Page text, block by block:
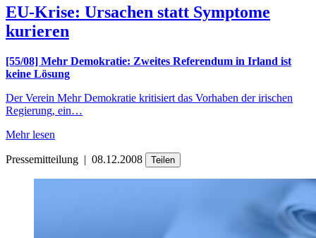
EU-Krise: Ursachen statt Symptome
kurieren
[55/08] Mehr Demokratie: Zweites Referendum in Irland ist
keine Lösung
Der Verein Mehr Demokratie kritisiert das Vorhaben der irischen
Regierung, ein…
Mehr lesen
Pressemitteilung | 08.12.2008 Teilen